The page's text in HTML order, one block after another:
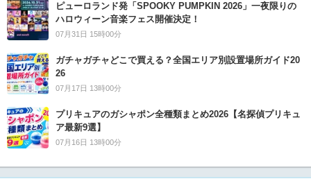
ピューロランド発「SPOOKY PUMPKIN 2026」一夜限りの
ハロウィーン音楽フェス開催決定！
07月31日 15時00分
ガチャガチャどこで買える？全国エリア別設置場所ガイド20
26
07月17日 13時00分
プリキュアのガシャポン全種類まとめ2026【名探偵プリキュ
ア最新9選】
07月16日 13時00分